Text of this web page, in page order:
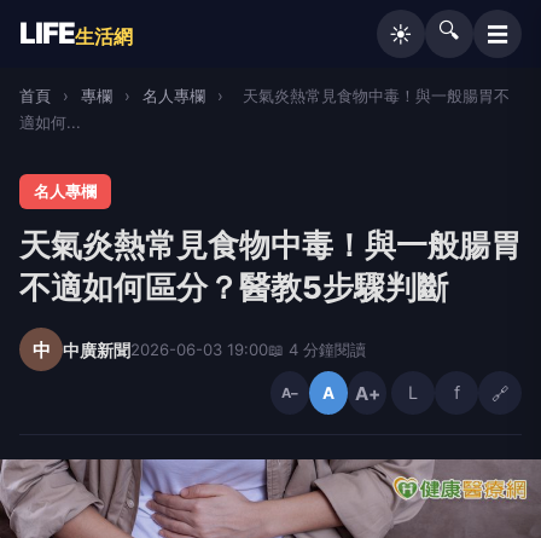
LIFE生活網 ☀️ 🔍 ☰
首頁 › 專欄 › 名人專欄 ›
天氣炎熱常見食物中毒！與一般腸胃不
適如何...
名人專欄
天氣炎熱常見食物中毒！與一般腸胃
不適如何區分？醫教5步驟判斷
中 中廣新聞2026-06-03 19:00📖 4 分鐘閱讀
A− A A+ L f 🔗